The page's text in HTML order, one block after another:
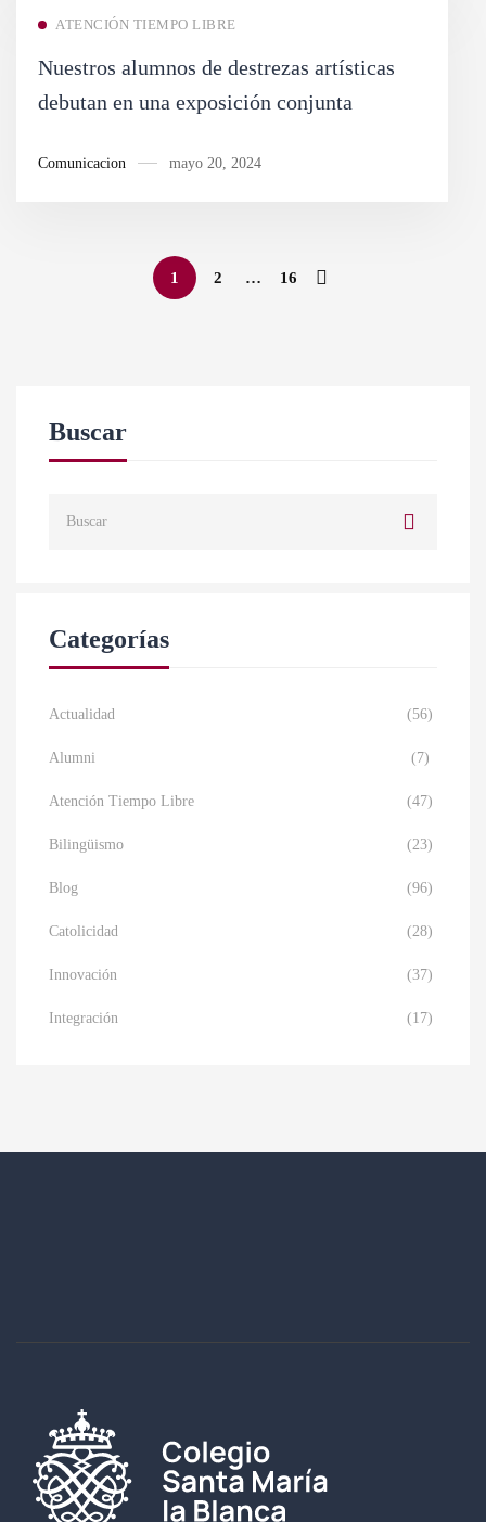
ATENCIÓN TIEMPO LIBRE
Nuestros alumnos de destrezas artísticas
debutan en una exposición conjunta
Comunicacion mayo 20, 2024
1 2 … 16
Buscar
Categorías
Actualidad (56)
Alumni (7)
Atención Tiempo Libre (47)
Bilingüismo (23)
Blog (96)
Catolicidad (28)
Innovación (37)
Integración (17)